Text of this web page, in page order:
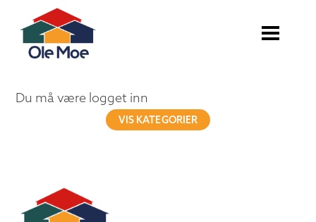
Du må være logget inn
VIS KATEGORIER